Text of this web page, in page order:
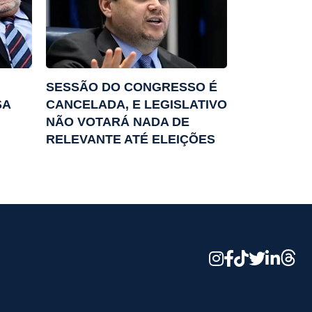
SESSÃO DO CONGRESSO É
CANCELADA, E LEGISLATIVO
NÃO VOTARÁ NADA DE
RELEVANTE ATÉ ELEIÇÕES